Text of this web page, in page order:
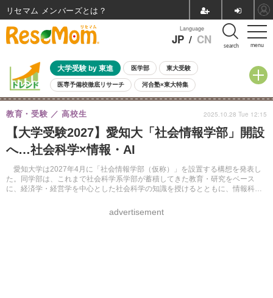
menu
Language
JP / CN search
大学受験 by 東進 医学部 東大受験
医専予備校徹底リサーチ 河合塾×東大特集
親子で考える大学選び 高校受験 中学受験 小学校受験
共通テスト 夏休み
8月開催イベント・WS 全国公立高校 過去問 人気記事
自由研究教材（小学生向け） 自由研究教材（中学生向け）
【大学受験2027】愛知大「社会情報学部」開設
へ…社会科学×情報・AI
愛知大学は2027年4月に「社会情報学部（仮称）」を設置する構想を発表し
た。同学部は、これまで社会科学系学部が蓄積してきた教育・研究をベース
に、経済学・経営学を中心とした社会科学の知識を授けるとともに、情報科学
教育・受験 高校生
advertisement
2025.10.28 Tue 12:15
リセマム メンバーズ